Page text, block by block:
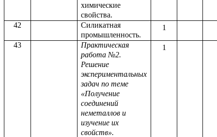
химические
свойства.
42
Силикатная
промышленность.
1
43
Практическая
работа №2.
Решение
экспериментальных
задач по теме
«Получение
соединений
неметаллов и
изучение их
свойств».
1